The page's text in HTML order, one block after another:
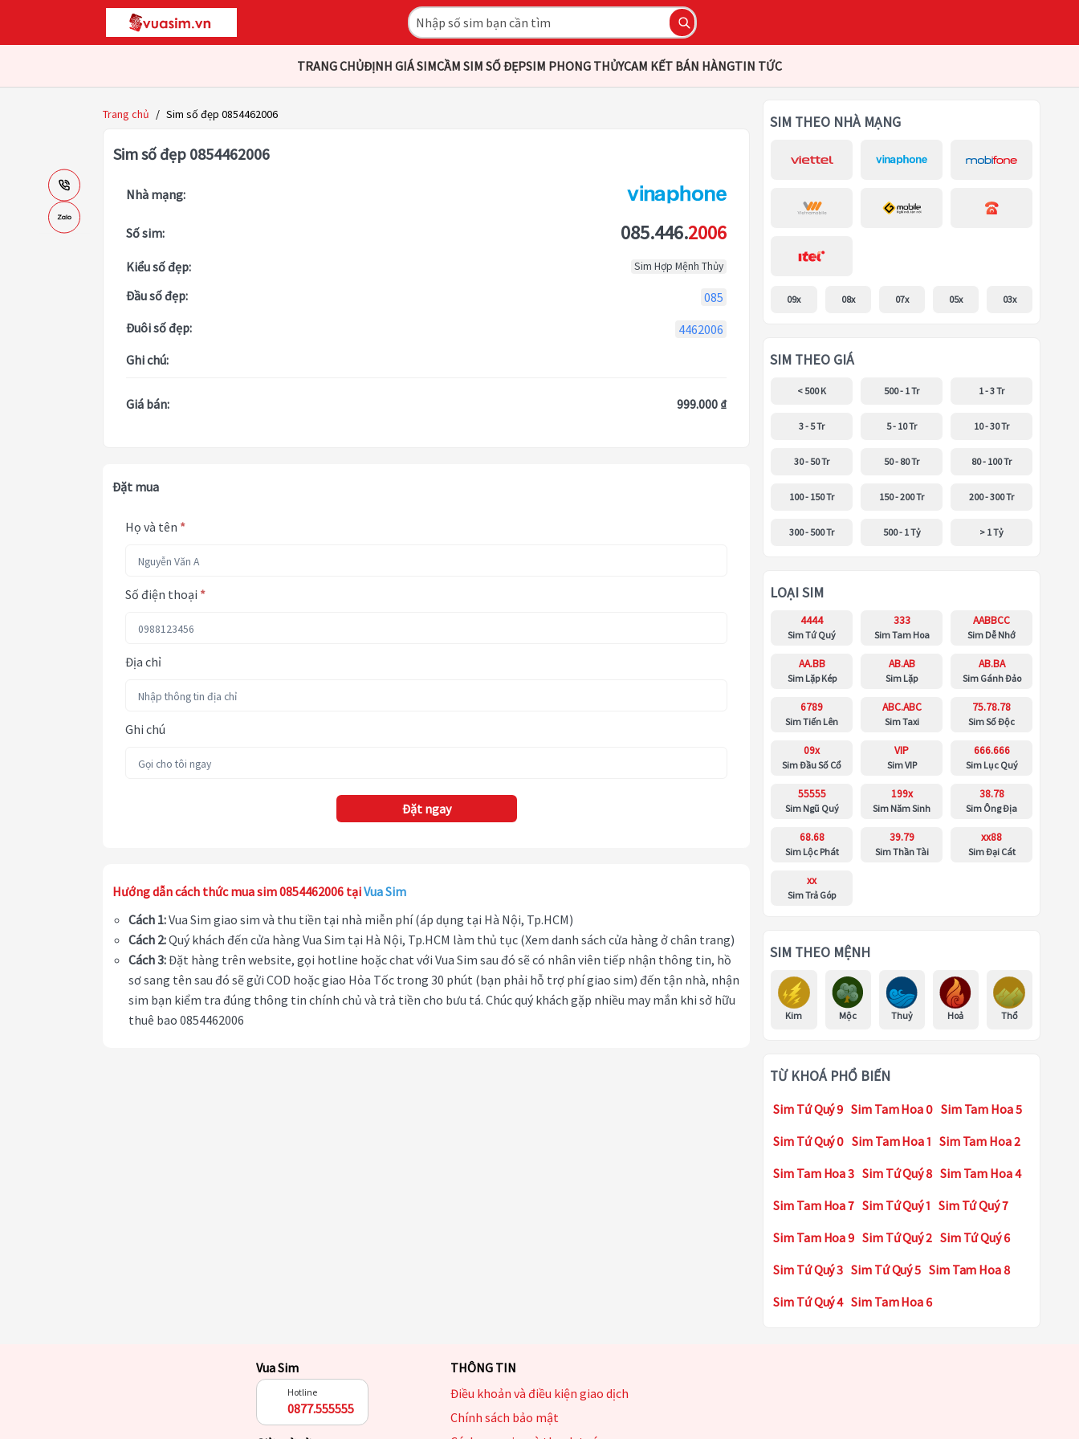
TRANG CHỦĐỊNH GIÁ SIMCẦM SIM SỐ ĐẸPSIM PHONG THỦYCAM KẾT BÁN HÀNGTIN TỨC
Trang chủ / Sim số đẹp 0854462006
Sim số đẹp 0854462006
Nhà mạng:
Số sim: 085.446.2006
Kiểu số đẹp: Sim Hợp Mệnh Thủy
Đầu số đẹp:
085
Đuôi số đẹp:
4462006
Ghi chú:
Giá bán: 999.000 ₫
Đặt mua
Họ và tên *
Số điện thoại *
Địa chỉ
Ghi chú
Đặt ngay
Hướng dẫn cách thức mua sim 0854462006 tạiVua Sim
Cách 1:Vua Sim giao sim và thu tiền tại nhà miễn phí (áp dụng tại Hà Nội, Tp.HCM)
Cách 2:Quý khách đến cửa hàng Vua Sim tại Hà Nội, Tp.HCM làm thủ tục (Xem danh sách cửa hàng ở chân trang)
Cách 3:Đặt hàng trên website, gọi hotline hoặc chat với Vua Sim sau đó sẽ có nhân viên tiếp nhận thông tin, hồ
sơ sang tên sau đó sẽ gửi COD hoặc giao Hỏa Tốc trong 30 phút (bạn phải hỗ trợ phí giao sim) đến tận nhà, nhận
sim bạn kiểm tra đúng thông tin chính chủ và trả tiền cho bưu tá. Chúc quý khách gặp nhiều may mắn khi sở hữu
thuê bao 0854462006
SIM THEO NHÀ MẠNG
09x 08x 07x 05x 03x
SIM THEO GIÁ
< 500 K 500 - 1 Tr 1 - 3 Tr
3 - 5 Tr 5 - 10 Tr 10 - 30 Tr
30 - 50 Tr 50 - 80 Tr 80 - 100 Tr
100 - 150 Tr 150 - 200 Tr 200 - 300 Tr
300 - 500 Tr 500 - 1 Tỷ > 1 Tỷ
LOẠI SIM
4444
Sim Tứ Quý
333
Sim Tam Hoa
AABBCC
Sim Dễ Nhớ
AA.BB
Sim Lặp Kép
AB.AB
Sim Lặp
AB.BA
Sim Gánh Đảo
6789
Sim Tiến Lên
ABC.ABC
Sim Taxi
75.78.78
Sim Số Độc
09x
Sim Đầu Số Cổ
VIP
Sim VIP
666.666
Sim Lục Quý
55555
Sim Ngũ Quý
199x
Sim Năm Sinh
38.78
Sim Ông Địa
68.68
Sim Lộc Phát
39.79
Sim Thần Tài
xx88
Sim Đại Cát
xx
Sim Trả Góp
SIM THEO MỆNH
Kim Mộc Thuỷ Hoả Thổ
TỪ KHOÁ PHỔ BIẾN
Sim Tứ Quý 9 Sim Tam Hoa 0 Sim Tam Hoa 5
Sim Tứ Quý 0 Sim Tam Hoa 1 Sim Tam Hoa 2
Sim Tam Hoa 3 Sim Tứ Quý 8 Sim Tam Hoa 4
Sim Tam Hoa 7 Sim Tứ Quý 1 Sim Tứ Quý 7
Sim Tam Hoa 9 Sim Tứ Quý 2 Sim Tứ Quý 6
Sim Tứ Quý 3 Sim Tứ Quý 5 Sim Tam Hoa 8
Sim Tứ Quý 4 Sim Tam Hoa 6
Vua Sim
Hotline
0877.555555
THÔNG TIN
Điều khoản và điều kiện giao dịch
Chính sách bảo mật